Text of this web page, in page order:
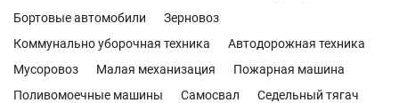
Бортовые автомобили
Зерновоз
Коммунально уборочная техника
Автодорожная техника
Мусоровоз
Малая механизация
Пожарная машина
Поливомоечные машины
Самосвал
Седельный тягач